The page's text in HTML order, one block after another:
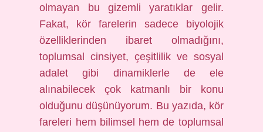
olmayan bu gizemli yaratıklar gelir.
Fakat, kör farelerin sadece biyolojik
özelliklerinden ibaret olmadığını,
toplumsal cinsiyet, çeşitlilik ve sosyal
adalet gibi dinamiklerle de ele
alınabilecek çok katmanlı bir konu
olduğunu düşünüyorum. Bu yazıda, kör
fareleri hem bilimsel hem de toplumsal